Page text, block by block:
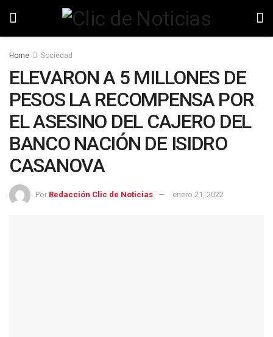
Home Sociedad
ELEVARON A 5 MILLONES DE
PESOS LA RECOMPENSA POR
EL ASESINO DEL CAJERO DEL
BANCO NACIÓN DE ISIDRO
CASANOVA
Por Redacción Clic de Noticias enero 21, 2022